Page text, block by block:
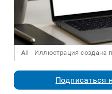
AI Иллюстрация создана
Подписаться